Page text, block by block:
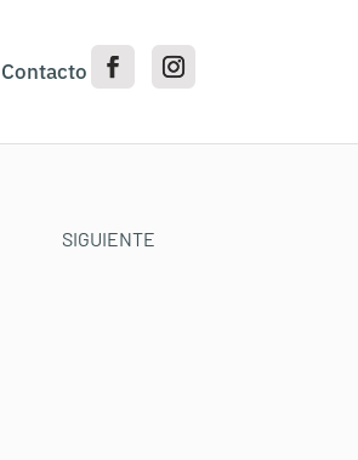
Contacto
SIGUIENTE